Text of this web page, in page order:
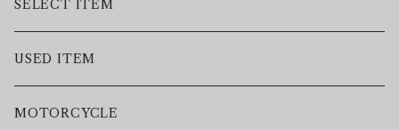
JACKET
VEST
SWEAT
SELECT ITEM
USED ITEM
MOTORCYCLE